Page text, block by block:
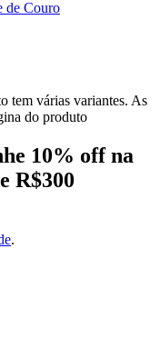
tem várias variantes. As
do produto
10% off na
R$300
.